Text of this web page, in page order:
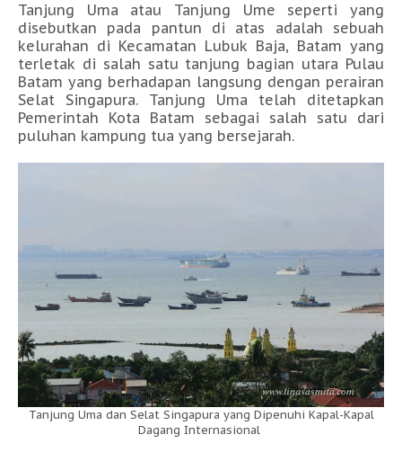
Tanjung Uma atau Tanjung Ume seperti yang
disebutkan pada pantun di atas adalah sebuah
kelurahan di Kecamatan Lubuk Baja, Batam yang
terletak di salah satu tanjung bagian utara Pulau
Batam yang berhadapan langsung dengan perairan
Selat Singapura. Tanjung Uma telah ditetapkan
Pemerintah Kota Batam sebagai salah satu dari
puluhan kampung tua yang bersejarah.
Tanjung Uma dan Selat Singapura yang Dipenuhi Kapal-Kapal
Dagang Internasional